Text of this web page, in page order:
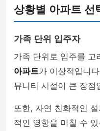
상황별 아파트 선
가족 단위 입주자
가족 단위로 입주를 고
아파트가 이상적입니
뮤니티 시설이 큰 장점
또한, 자연 친화적인
적인 영향을 미칠 수